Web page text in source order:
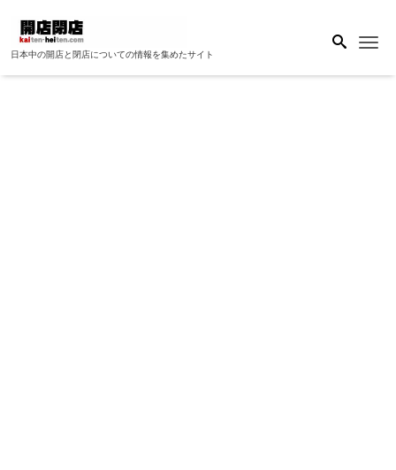
日本中の開店と閉店についての情報を集めたサイト